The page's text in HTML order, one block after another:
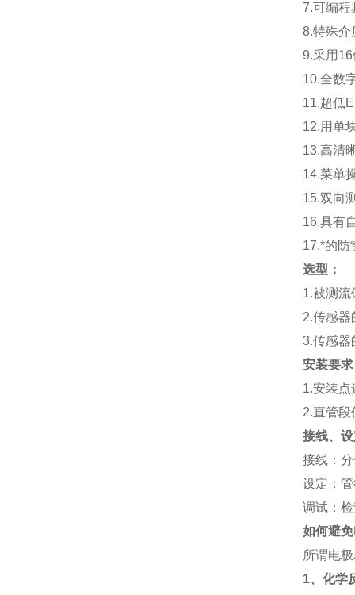
7.可编程
8.特殊介
9.采用
10.全数
11.超低
12.用单
13.高清
14.菜单
15.双向
16.具有
17.*的防
选型：
1.被测流
2.传感器
3.传感器
安装要
1.安装点
2.直管段
接线、
接线：
设定：
调试：
如何避
所谓电
1、化学